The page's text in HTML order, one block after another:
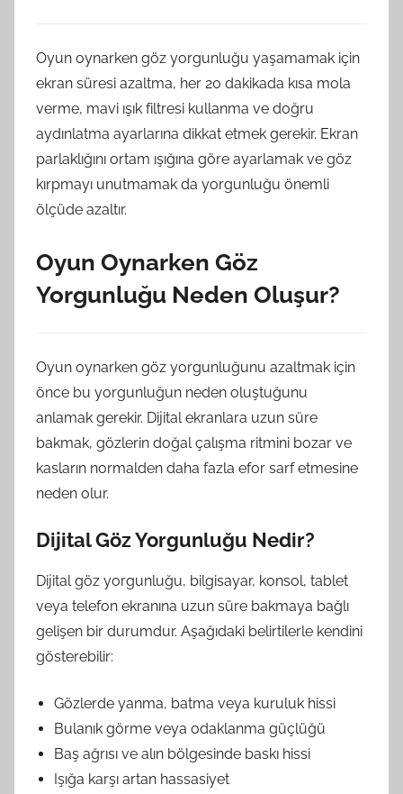
Oyun oynarken göz yorgunluğu yaşamamak için
ekran süresi azaltma, her 20 dakikada kısa mola
verme, mavi ışık filtresi kullanma ve doğru
aydınlatma ayarlarına dikkat etmek gerekir. Ekran
parlaklığını ortam ışığına göre ayarlamak ve göz
kırpmayı unutmamak da yorgunluğu önemli
ölçüde azaltır.
Oyun Oynarken Göz
Yorgunluğu Neden Oluşur?
Oyun oynarken göz yorgunluğunu azaltmak için
önce bu yorgunluğun neden oluştuğunu
anlamak gerekir. Dijital ekranlara uzun süre
bakmak, gözlerin doğal çalışma ritmini bozar ve
kasların normalden daha fazla efor sarf etmesine
neden olur.
Dijital Göz Yorgunluğu Nedir?
Dijital göz yorgunluğu, bilgisayar, konsol, tablet
veya telefon ekranına uzun süre bakmaya bağlı
gelişen bir durumdur. Aşağıdaki belirtilerle kendini
gösterebilir:
Gözlerde yanma, batma veya kuruluk hissi
Bulanık görme veya odaklanma güçlüğü
Baş ağrısı ve alın bölgesinde baskı hissi
Işığa karşı artan hassasiyet